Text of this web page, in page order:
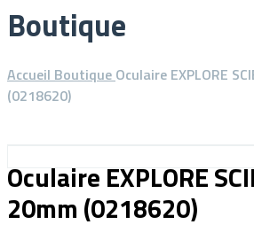
Boutique
Accueil Boutique Oculaire EXPLORE
(0218620)
Oculaire EXPLORE
20mm (0218620)